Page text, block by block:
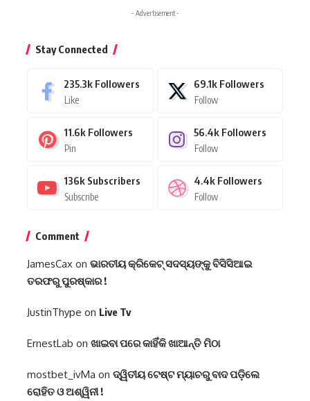
- Advertisement -
Stay Connected
235.3k Followers
Like
69.1k Followers
Follow
11.6k Followers
Pin
56.4k Followers
Follow
136k Subscribers
Subscribe
4.4k Followers
Follow
Comment
JamesCax on ଭାରତୀୟ କ୍ରିକେଟ୍ ସଦସ୍ୟଙ୍କୁ ବିସିସିଆଇ
ତରଫରୁ ପୁରଷ୍କାର !
JustinThype on Live Tv
ErnestLab on ଖାଇବା ପରେ କାହିଁକି ଖାଆନ୍ତି ମିଠା
mostbet_ivMa on ଦ୍ୱିତୀୟ ଟେଷ୍ଟ ମ୍ୟାଚରୁ ବାଦ ପଡ଼ିଲେ
ରୋହିତ ଓ ଅଶ୍ୱିନୀ !